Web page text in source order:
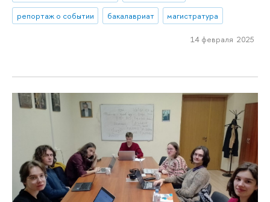
репортаж о событии
бакалавриат магистратура
14 февраля 2025